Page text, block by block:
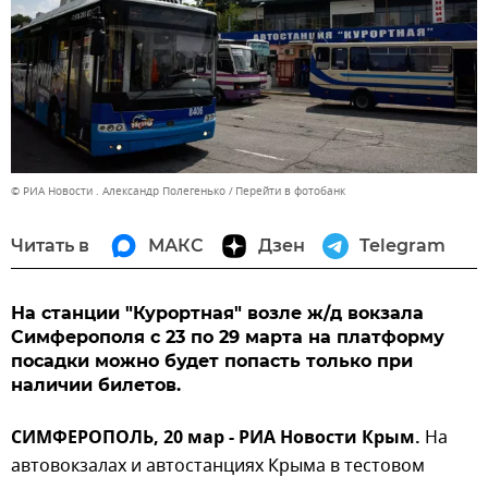
© РИА Новости . Александр Полегенько Перейти в фотобанк
Читать в МАКС Дзен Telegram
На станции "Курортная" возле ж/д вокзала
Симферополя с 23 по 29 марта на платформу
посадки можно будет попасть только при
наличии билетов.
СИМФЕРОПОЛЬ, 20 мар - РИА Новости Крым. На
автовокзалах и автостанциях Крыма в тестовом